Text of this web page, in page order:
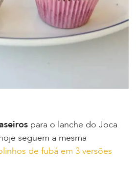
para o lanche do Joca
seguem a mesma
de fubá em 3 versões